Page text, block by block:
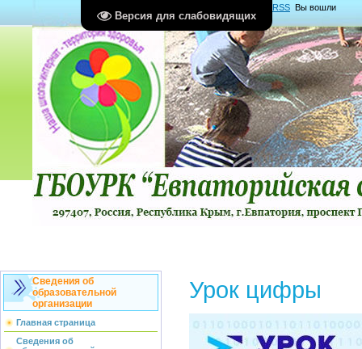
Версия для слабовидящих
RSS Вы вошли
какГость Группа "Гости"
Сведения об
образовательной
организации
Главная страница
Сведения об
Урок цифры